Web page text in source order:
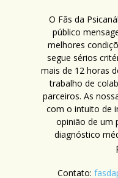
O Fãs da
público
melhores
segue sérios
mais de 12 horas
trabalho de
parceiros. As
com o intuito de
opinião de um
diagnóstico
Contato: